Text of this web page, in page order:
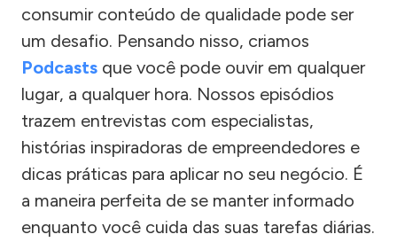
consumir conteúdo de qualidade pode ser
um desafio. Pensando nisso, criamos
Podcasts que você pode ouvir em qualquer
lugar, a qualquer hora. Nossos episódios
trazem entrevistas com especialistas,
histórias inspiradoras de empreendedores e
dicas práticas para aplicar no seu negócio. É
a maneira perfeita de se manter informado
enquanto você cuida das suas tarefas diárias.